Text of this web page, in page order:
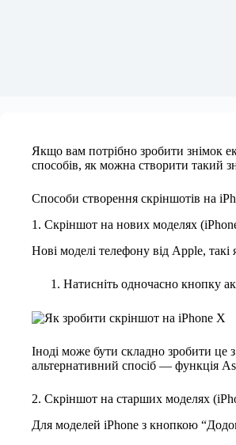
Якщо вам потрібно зробити знімок
способів, як можна створити такий
Способи створення скріншотів на
1. Скріншот на нових моделях
Нові моделі телефону від Apple,
Натисніть одночасно кнопку
Іноді може бути складно зробити це
альтернативний спосіб — функція
2. Скріншот на старших моделях
Для моделей iPhone з кнопкою